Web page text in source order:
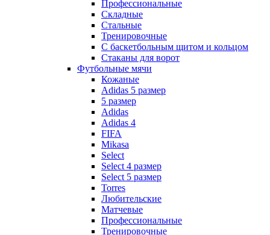
Профессиональные
Складные
Стальные
Тренировочные
С баскетбольным щитом и кольцом
Стаканы для ворот
Футбольные мячи
Кожаные
Adidas 5 размер
5 размер
Adidas
Adidas 4
FIFA
Mikasa
Select
Select 4 размер
Select 5 размер
Torres
Любительские
Матчевые
Профессиональные
Тренировочные